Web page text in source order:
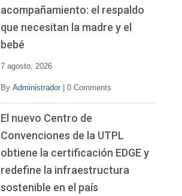
acompañamiento: el respaldo
que necesitan la madre y el
bebé
7 agosto, 2026
By Administrador 0 Comments
El nuevo Centro de
Convenciones de la UTPL
obtiene la certificación EDGE y
redefine la infraestructura
sostenible en el país